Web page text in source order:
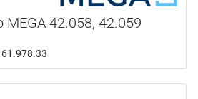
MEGA 42.058, 42.059